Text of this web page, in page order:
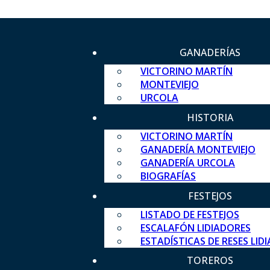
GANADERÍAS
VICTORINO MARTÍN
MONTEVIEJO
URCOLA
HISTORIA
VICTORINO MARTÍN
GANADERÍA MONTEVIEJO
GANADERÍA URCOLA
BIOGRAFÍAS
FESTEJOS
LISTADO DE FESTEJOS
ESCALAFÓN LIDIADORES
ESTADÍSTICAS DE RESES
TOREROS